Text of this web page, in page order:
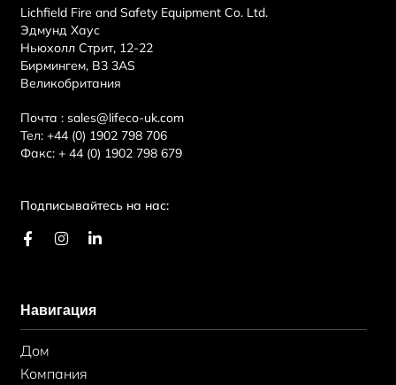
Lichfield Fire and Safety Equipment Co. Ltd.
Эдмунд Хаус
Ньюхолл Стрит, 12-22
Бирмингем, B3 3AS
Великобритания
Почта :sales@lifeco-uk.com
Тел: +44 (0) 1902 798 706
Факс:+ 44 (0) 1902 798 679
Подписывайтесь на нас:
F
a
o
o
k
-
ф
И
г
р
L
d
i
Навигация
Дом
Компания